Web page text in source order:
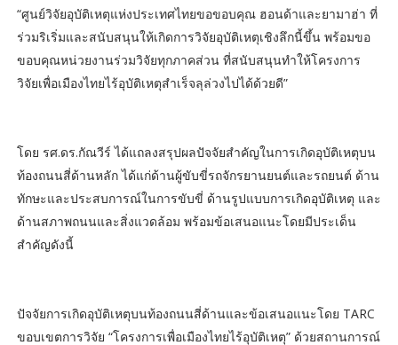
“ศูนย์วิจัยอุบัติเหตุแห่งประเทศไทยขอขอบคุณ ฮอนด้าและยามาฮ่า ที่
ร่วมริเริ่มและสนับสนุนให้เกิดการวิจัยอุบัติเหตุเชิงลึกนี้ขึ้น พร้อมขอ
ขอบคุณหน่วยงานร่วมวิจัยทุกภาคส่วน ที่สนับสนุนทำให้โครงการ
วิจัยเพื่อเมืองไทยไร้อุบัติเหตุสำเร็จลุล่วงไปได้ด้วยดี”
โดย รศ.ดร.กัณวีร์ ได้แถลงสรุปผลปัจจัยสำคัญในการเกิดอุบัติเหตุบน
ท้องถนนสี่ด้านหลัก ได้แก่ด้านผู้ขับขี่รถจักรยานยนต์และรถยนต์ ด้าน
ทักษะและประสบการณ์ในการขับขี่ ด้านรูปแบบการเกิดอุบัติเหตุ และ
ด้านสภาพถนนและสิ่งแวดล้อม พร้อมข้อเสนอแนะโดยมีประเด็น
สำคัญดังนี้
ปัจจัยการเกิดอุบัติเหตุบนท้องถนนสี่ด้านและข้อเสนอแนะโดย TARC
ขอบเขตการวิจัย “โครงการเพื่อเมืองไทยไร้อุบัติเหตุ” ด้วยสถานการณ์